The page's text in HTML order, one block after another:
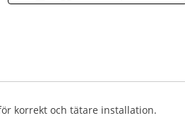
korrekt och tätare installation.